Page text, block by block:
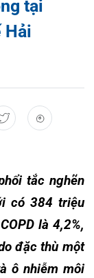
Khoa
Khoa
Khoa
Khoa
Khoa
Thông
Căm
Nhịp
triệu
môi
thực
chọn